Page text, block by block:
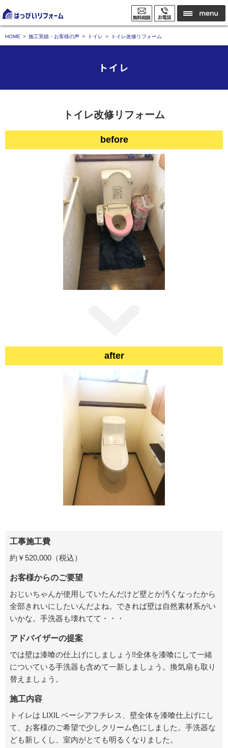
HOME 施工実績・お客様の声 トイレ トイレ改修リフォーム
トイレ
トイレ改修リフォーム
before
after
工事施工費
約￥520,000（税込）
お客様からのご要望
おじいちゃんが使用していたんだけど壁とか汚くなったから
全部きれいにしたいんだよね。できれば壁は自然素材系がい
いかな。手洗器も壊れてて・・・
アドバイザーの提案
では壁は漆喰の仕上げにしましょう!!全体を漆喰にして一緒
についている手洗器も含めて一新しましょう。換気扇も取り
替えましょう。
施工内容
トイレは LIXIL ベーシアフチレス、壁全体を漆喰仕上げにし
て、お客様のご希望で少しクリーム色にしました。手洗器な
ども新しくし、室内がとても明るくなりました。